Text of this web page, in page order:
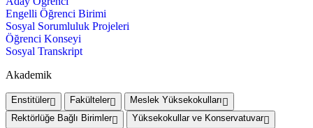
Engelli Öğrenci Birimi
Sosyal Sorumluluk Projeleri
Öğrenci Konseyi
Sosyal Transkript
Akademik
Enstitüler Fakülteler
Meslek Yüksekokulları
Rektörlüğe Bağlı Birimler
Yüksekokullar ve Konservatuvar